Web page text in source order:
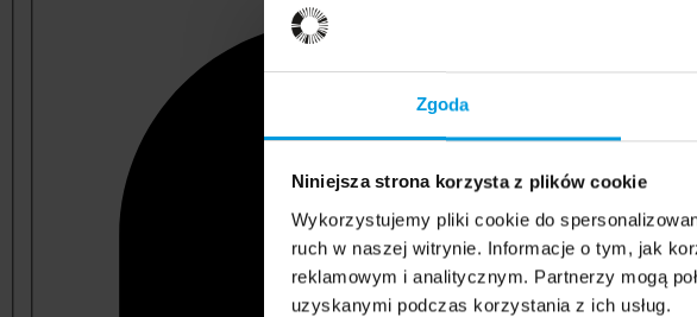
Zgoda
Niniejsza strona korzysta z plików cookie
Wykorzystujemy pliki cookie do
ruch w naszej witrynie. Informacje o tym, jak
reklamowym i analitycznym. Partnerzy mogą
uzyskanymi podczas korzystania z ich usług.